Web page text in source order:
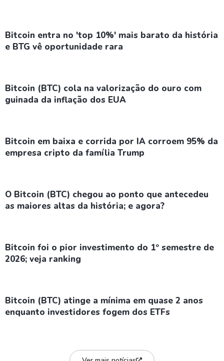
Bitcoin entra no 'top 10%' mais barato da história
e BTG vê oportunidade rara
Bitcoin (BTC) cola na valorização do ouro com
guinada da inflação dos EUA
Bitcoin em baixa e corrida por IA corroem 95% da
empresa cripto da família Trump
O Bitcoin (BTC) chegou ao ponto que antecedeu
as maiores altas da história; e agora?
Bitcoin foi o pior investimento do 1º semestre de
2026; veja ranking
Bitcoin (BTC) atinge a mínima em quase 2 anos
enquanto investidores fogem dos ETFs